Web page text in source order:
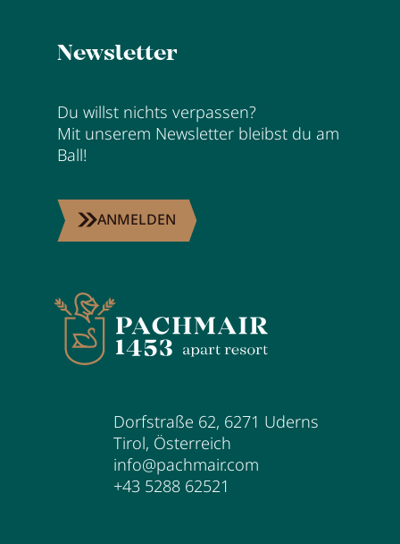
Karriere
Wohnen
Appartements
Angebote
Bestpreisgarantie
Inklusivleistungen
Wellness
Newsletter
Du willst nichts verpassen?
Mit unserem Newsletter bleibst du am
Ball!
ANMELDEN
Dorfstraße 62, 6271 Uderns
Tirol, Österreich
info@pachmair.com
+43 5288 62521